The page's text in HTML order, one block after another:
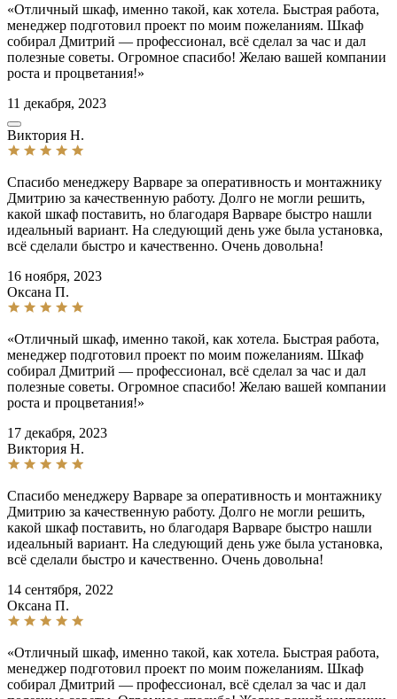
«Отличный шкаф, именно такой, как хотела. Быстрая работа,
менеджер подготовил проект по моим пожеланиям. Шкаф
собирал Дмитрий — профессионал, всё сделал за час и дал
полезные советы. Огромное спасибо! Желаю вашей компании
роста и процветания!»
11 декабря, 2023
Виктория Н.
Спасибо менеджеру Варваре за оперативность и монтажнику
Дмитрию за качественную работу. Долго не могли решить,
какой шкаф поставить, но благодаря Варваре быстро нашли
идеальный вариант. На следующий день уже была установка,
всё сделали быстро и качественно. Очень довольна!
16 ноября, 2023
Оксана П.
«Отличный шкаф, именно такой, как хотела. Быстрая работа,
менеджер подготовил проект по моим пожеланиям. Шкаф
собирал Дмитрий — профессионал, всё сделал за час и дал
полезные советы. Огромное спасибо! Желаю вашей компании
роста и процветания!»
17 декабря, 2023
Виктория Н.
Спасибо менеджеру Варваре за оперативность и монтажнику
Дмитрию за качественную работу. Долго не могли решить,
какой шкаф поставить, но благодаря Варваре быстро нашли
идеальный вариант. На следующий день уже была установка,
всё сделали быстро и качественно. Очень довольна!
14 сентября, 2022
Оксана П.
«Отличный шкаф, именно такой, как хотела. Быстрая работа,
менеджер подготовил проект по моим пожеланиям. Шкаф
собирал Дмитрий — профессионал, всё сделал за час и дал